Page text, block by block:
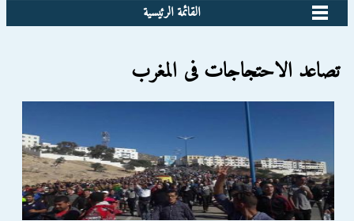
القائمة الرئيسية
تصاعد الاحتجاجات فى المغرب